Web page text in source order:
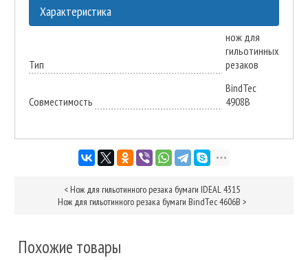
Характеристика
Тип
нож для
гильотинных
резаков
Совместимость
BindTec
4908B
< Нож для гильотинного резака бумаги IDEAL 4315
Нож для гильотинного резака бумаги BindTec 4606B >
Похожие товары